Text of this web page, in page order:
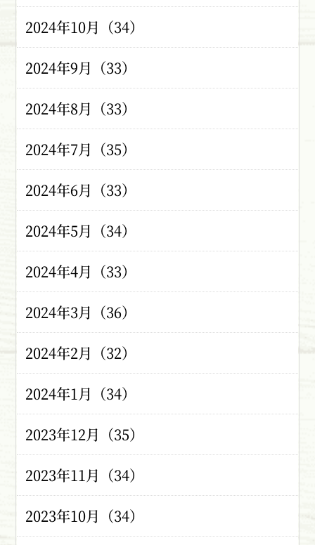
2024年10月（34）
2024年9月（33）
2024年8月（33）
2024年7月（35）
2024年6月（33）
2024年5月（34）
2024年4月（33）
2024年3月（36）
2024年2月（32）
2024年1月（34）
2023年12月（35）
2023年11月（34）
2023年10月（34）